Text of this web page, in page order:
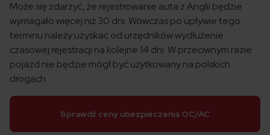
Może się zdarzyć, że rejestrowanie auta z Anglii będzie
wymagało więcej niż 30 dni. Wówczas po upływie tego
terminu należy uzyskać od urzędników wydłużenie
czasowej rejestracji na kolejne 14 dni. W przeciwnym razie
pojazd nie będzie mógł być użytkowany na polskich
drogach.
Sprawdź ceny ubezpieczenia OC/AC